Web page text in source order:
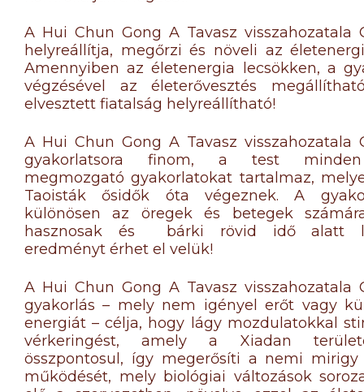
A Hui Chun Gong A Tavasz visszahozatala
helyreállítja, megőrzi és növeli az
Amennyiben az életenergia lecsökken, a
végzésével az életerővesztés
elvesztett fiatalság helyreállítható!
A Hui Chun Gong A Tavasz visszahozatala
gyakorlatsora finom, a test
megmozgató gyakorlatokat tartalmaz,
Taoisták ősidők óta végeznek. A
különösen az öregek és betegek
hasznosak és bárki rövid idő alatt
eredményt érhet el velük!
A Hui Chun Gong A Tavasz visszahozatala
gyakorlás – mely nem igényel erőt vagy
energiát – célja, hogy lágy mozdulatokkal
vérkeringést, amely a Xiadan
összpontosul, így megerősíti a nemi mirigy
működését, mely biológiai változások